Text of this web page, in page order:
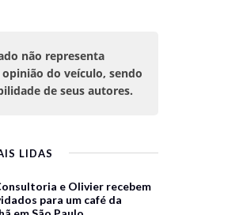
não representa
do veículo, sendo
de seus autores.
LIDAS
e Olivier recebem
para um café da